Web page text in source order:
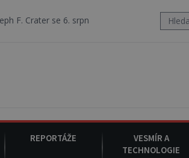
6. srpna 1930 navečeří ve své oblíbené
REPORTÁŽE
VESMÍR A
TECHNOLOGIE